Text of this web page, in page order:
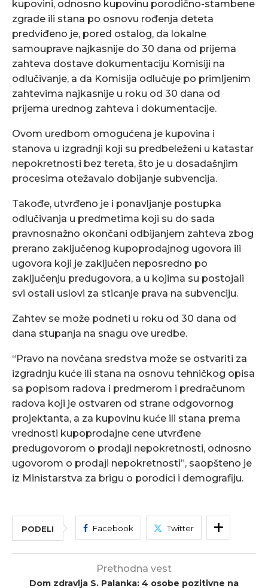
kupovini, odnosno kupovinu porodično-stambene
zgrade ili stana po osnovu rođenja deteta
predviđeno je, pored ostalog, da lokalne
samouprave najkasnije do 30 dana od prijema
zahteva dostave dokumentaciju Komisiji na
odlučivanje, a da Komisija odlučuje po primljenim
zahtevima najkasnije u roku od 30 dana od
prijema urednog zahteva i dokumentacije.
Ovom uredbom omogućena je kupovina i
stanova u izgradnji koji su predbeleženi u katastar
nepokretnosti bez tereta, što je u dosadašnjim
procesima otežavalo dobijanje subvencija.
Takođe, utvrđeno je i ponavljanje postupka
odlučivanja u predmetima koji su do sada
pravnosnažno okončani odbijanjem zahteva zbog
prerano zaključenog kupoprodajnog ugovora ili
ugovora koji je zaključen neposredno po
zaključenju predugovora, a u kojima su postojali
svi ostali uslovi za sticanje prava na subvenciju.
Zahtev se može podneti u roku od 30 dana od
dana stupanja na snagu ove uredbe.
“Pravo na novčana sredstva može se ostvariti za
izgradnju kuće ili stana na osnovu tehničkog opisa
sa popisom radova i predmerom i predračunom
radova koji je ostvaren od strane odgovornog
projektanta, a za kupovinu kuće ili stana prema
vrednosti kupoprodajne cene utvrđene
predugovorom o prodaji nepokretnosti, odnosno
ugovorom o prodaji nepokretnosti”, saopšteno je
iz Ministarstva za brigu o porodici i demografiju.
PODELI Facebook Twitter
Prethodna vest
Dom zdravlja S. Palanka: 4 osobe pozitivne na